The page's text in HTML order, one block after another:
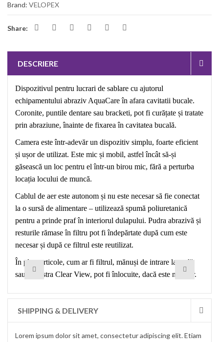
Brand: VELOPEX
Share:
DESCRIERE
Dispozitivul pentru lucrari de sablare cu ajutorul
echipamentului abraziv AquaCare în afara cavitatii bucale.
Coronite, puntile dentare sau bracketi, pot fi curățate și tratate
prin abraziune, înainte de fixarea în cavitatea bucală.
Camera este într-adevăr un dispozitiv simplu, foarte eficient
și ușor de utilizat. Este mic și mobil, astfel încât să-și
găsească un loc pentru el într-un birou mic, fără a perturba
locația locului de muncă.
Cablul de aer este autonom și nu este necesar să fie conectat
la o sursă de alimentare – utilizează spumă poliuretanică
pentru a prinde praf în interiorul dulapului. Pudra abrazivă și
resturile rămase în filtru pot fi îndepărtate după cum este
necesar și după ce filtrul este reutilizat.
În plus, articole, cum ar fi filtrul, mănuși de intrare laterală
sau fereastra Clear View, pot fi înlocuite, dacă este necesar.
SHIPPING & DELIVERY
Lorem ipsum dolor sit amet, consectetur adipiscing elit. Etiam